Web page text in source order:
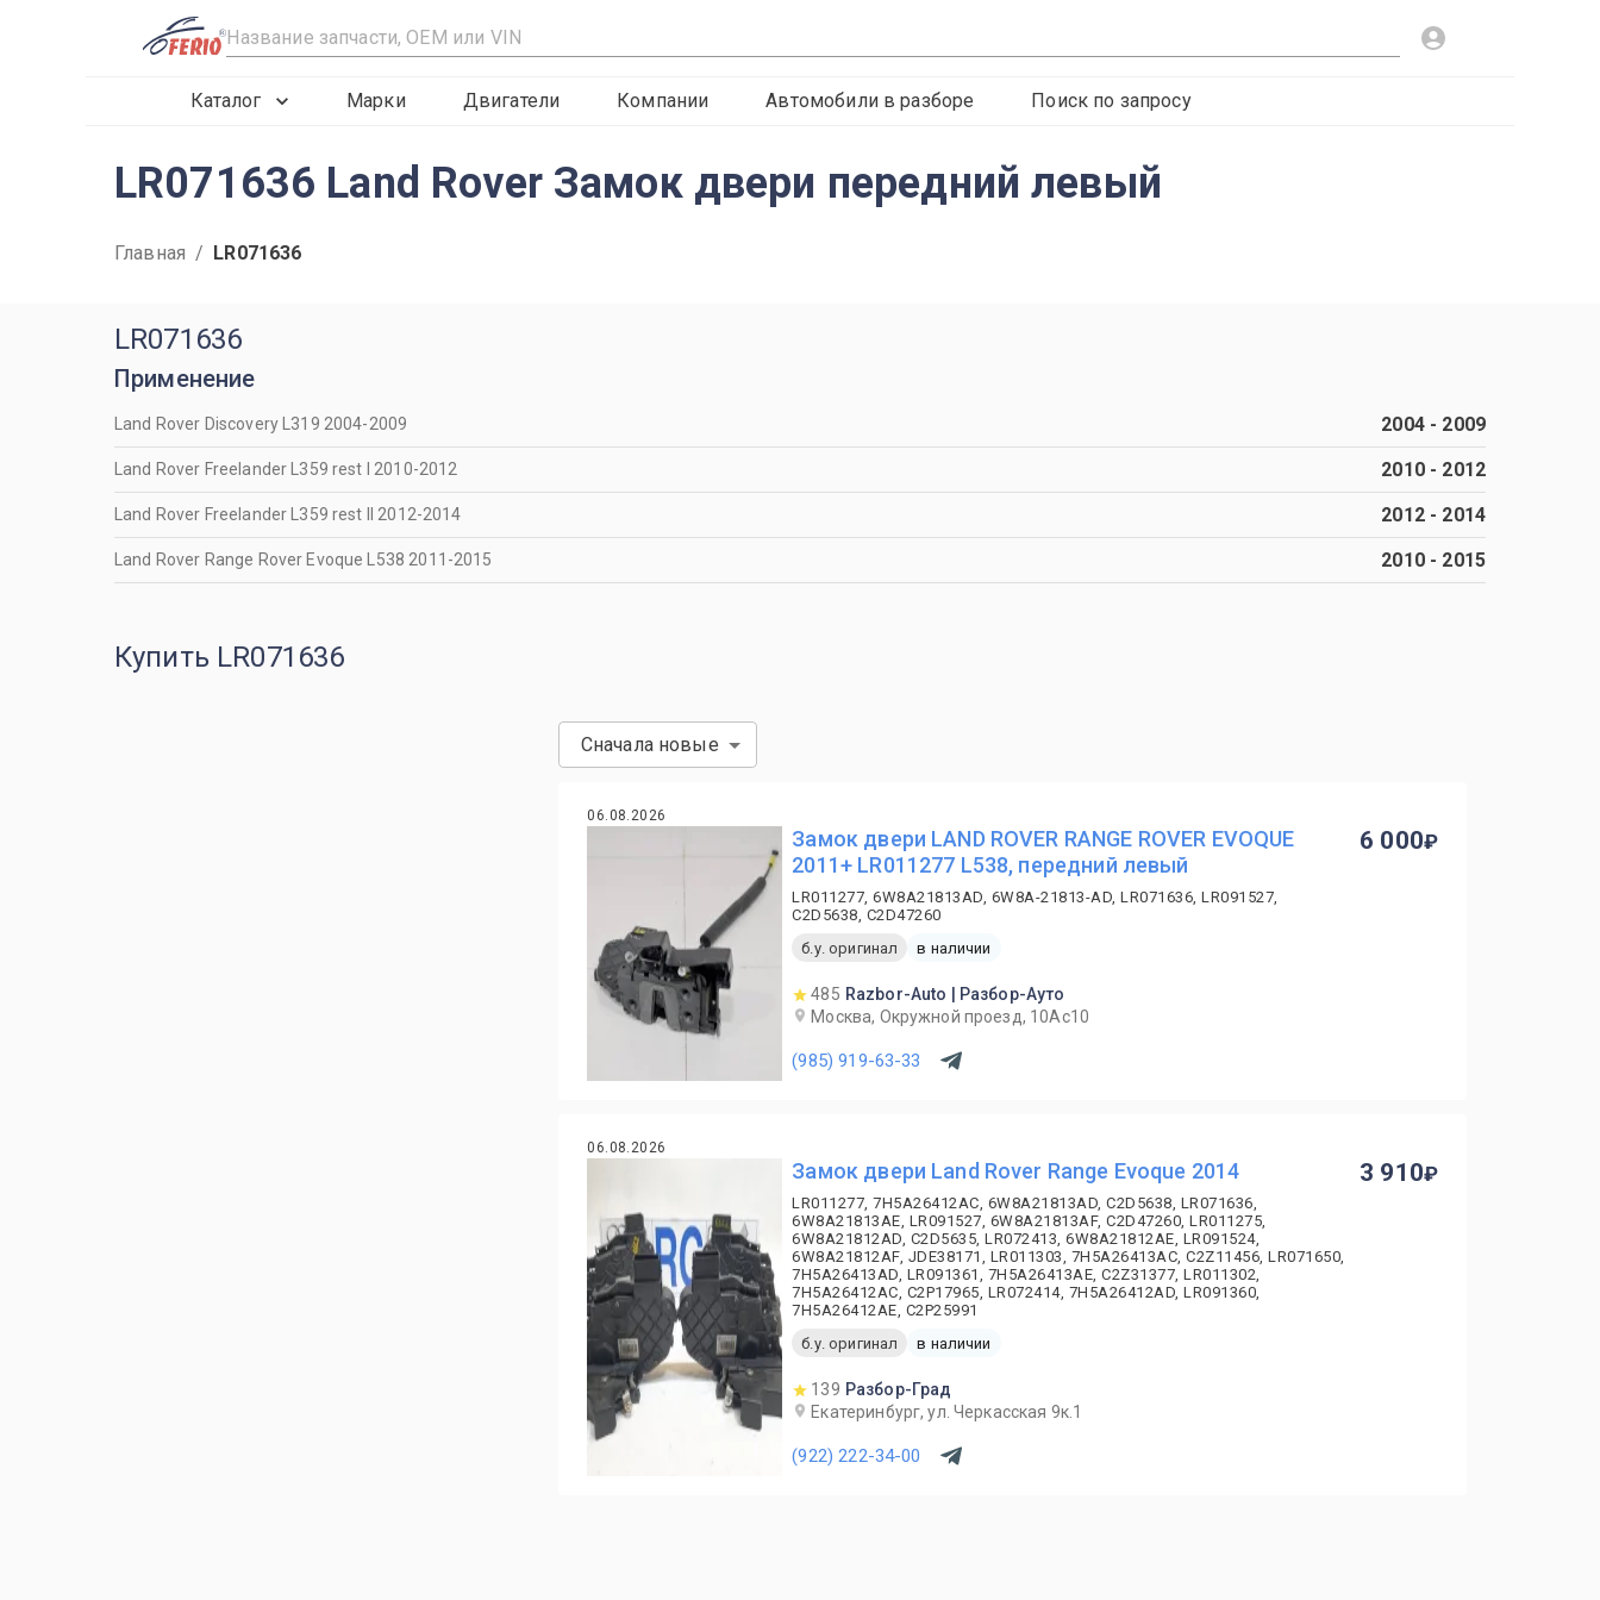
R
Каталог Марки Двигатели Компании Автомобили в разборе Поиск по запросу
LR071636 Land Rover Замок двери передний левый
Главная / LR071636
LR071636
Применение
Land Rover Discovery L319 2004-2009 2004- 2009
Land Rover Freelander L359 rest I 2010-2012 2010- 2012
Land Rover Freelander L359 rest II 2012-2014 2012- 2014
Land Rover Range Rover Evoque L538 2011-2015 2010- 2015
Купить LR071636
Сначала новые
06.08.2026
Замок двери LAND ROVER RANGE ROVER EVOQUE
2011+ LR011277 L538, передний левый
LR011277, 6W8A21813AD, 6W8A-21813-AD, LR071636, LR091527,
C2D5638, C2D47260
б.у. оригинал
в наличии
485 Razbor-Auto | Разбор-Ауто
Москва, Окружной проезд, 10Ас10
(985) 919-63-33
6 000
06.08.2026
Замок двери Land Rover Range Evoque 2014
LR011277, 7H5A26412AC, 6W8A21813AD, C2D5638, LR071636,
6W8A21813AE, LR091527, 6W8A21813AF, C2D47260, LR011275,
6W8A21812AD, C2D5635, LR072413, 6W8A21812AE, LR091524,
6W8A21812AF, JDE38171, LR011303, 7H5A26413AC, C2Z11456, LR071650,
7H5A26413AD, LR091361, 7H5A26413AE, C2Z31377, LR011302,
7H5A26412AC, C2P17965, LR072414, 7H5A26412AD, LR091360,
7H5A26412AE, C2P25991
б.у. оригинал
в наличии
139 Разбор-Град
Екатеринбург, ул. Черкасская 9к.1
(922) 222-34-00
3 910